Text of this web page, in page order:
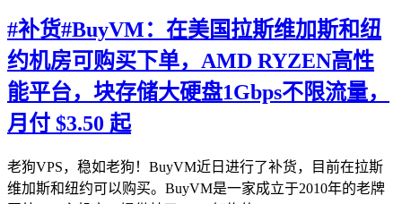
#补货#BuyVM：在美国拉斯维加斯和纽
约机房可购买下单，AMD RYZEN高性
能平台，块存储大硬盘1Gbps不限流量，
月付 $3.50 起
老狗VPS，稳如老狗！BuyVM近日进行了补货，目前在拉斯
维加斯和纽约可以购买。BuyVM是一家成立于2010年的老牌